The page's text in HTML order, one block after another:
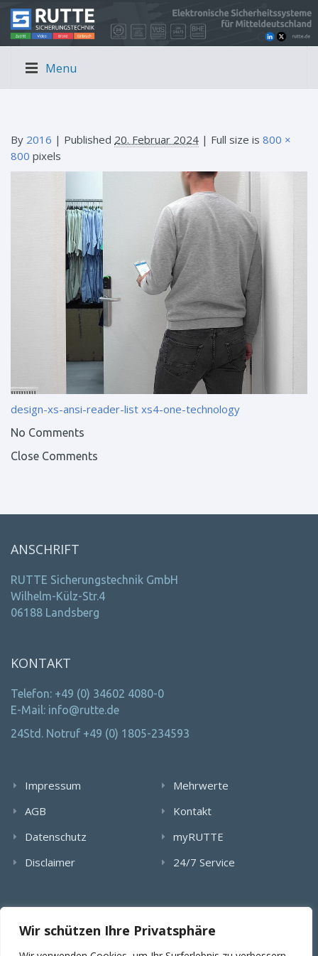
Wir schützen Ihre Privatsphäre
Menu
By 2016 | Published 20. Februar 2024 | Full size is 800 ×
800 pixels
design-xs-ansi-reader-list xs4-one-technology
No Comments
Close Comments
ANSCHRIFT
RUTTE Sicherungstechnik GmbH
Wilhelm-Külz-Str.4
06188 Landsberg
KONTAKT
Telefon: +49 (0) 34602 4080-0
E-Mail: info@rutte.de
24Std. Notruf +49 (0) 1805-234593
Impressum
AGB
Datenschutz
Disclaimer
Mehrwerte
Kontakt
myRUTTE
24/7 Service
Verlinkung von Bildern, textlichen Inhalten und Videos bedarf
der schriftlichen Genehmigung der RUTTE Sicherungstechnik